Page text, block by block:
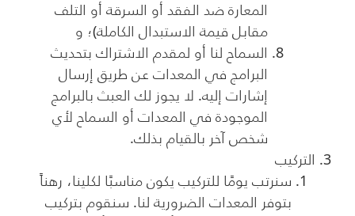
المعارة ضد الفقد أو السرقة أو التلف
مقابل قيمة الاستبدال الكاملة)؛ و
السماح لنا أو لمقدم الاشتراك بتحديث
البرامج في المعدات عن طريق إرسال
إشارات إليه. لا يجوز لك العبث بالبرامج
الموجودة في المعدات أو السماح لأي
شخص آخر بالقيام بذلك.
التركيب
سنرتب يومًا للتركيب يكون مناسبًا لكلينا، رهناً
بتوفر المعدات الضرورية لنا. سنقوم بتركيب